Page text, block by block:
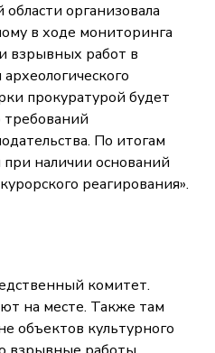
организовала
в ходе мониторинга
взрывных работ в
прокуратурой будет
По итогам
наличии оснований
реагирования».
комитет.
на месте. Также там
объектов культурного